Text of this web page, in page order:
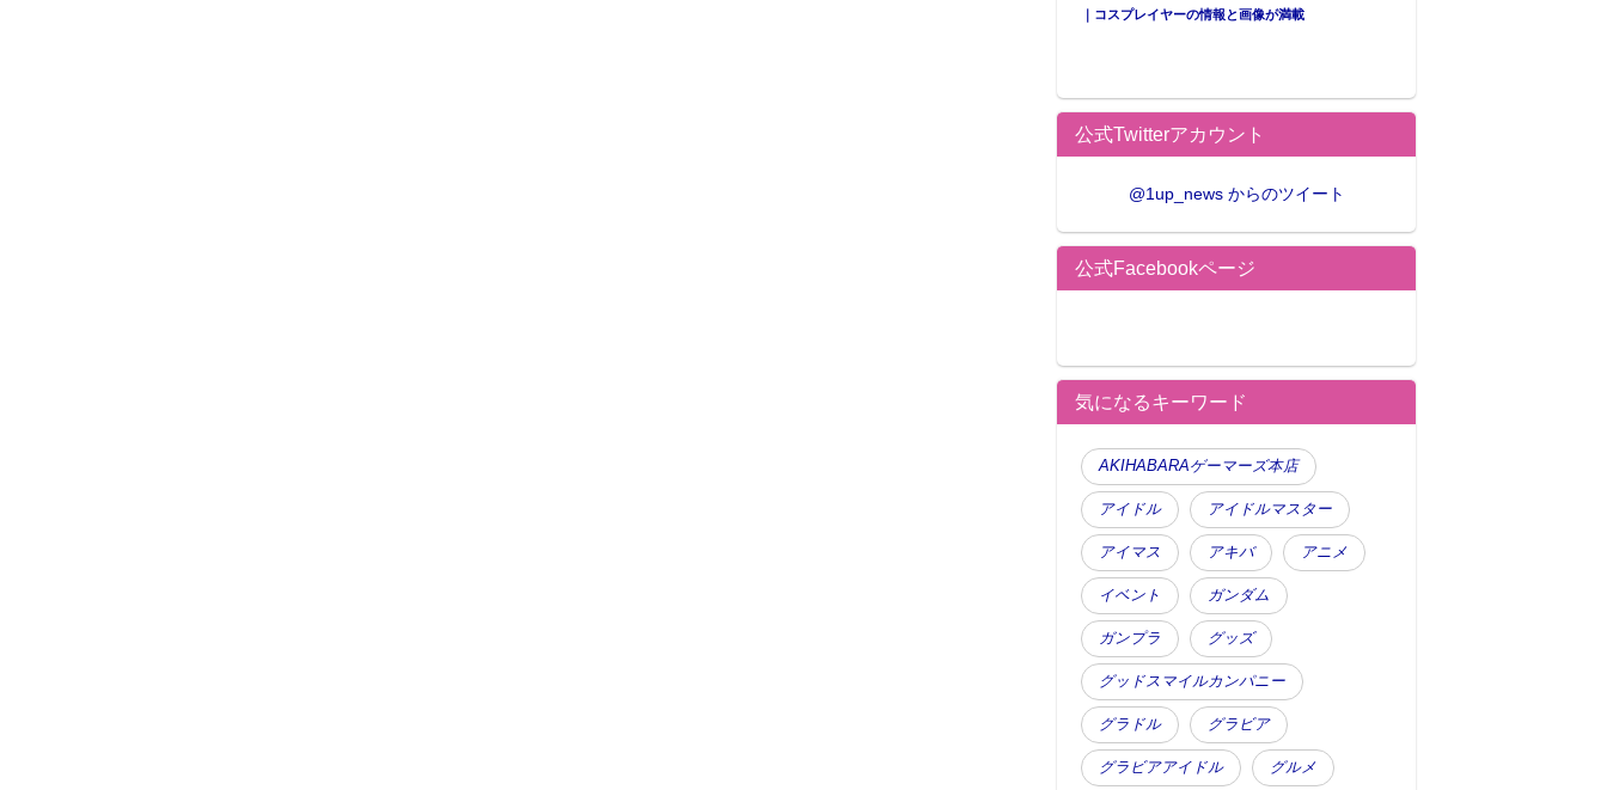
｜コスプレイヤーの情報と画像が満載
公式Twitterアカウント
@1up_news からのツイート
公式Facebookページ
気になるキーワード
AKIHABARAゲーマーズ本店
アイドル アイドルマスター
アイマス アキバ アニメ
イベント ガンダム
ガンプラ グッズ
グッドスマイルカンパニー
グラドル グラビア
グラビアアイドル グルメ